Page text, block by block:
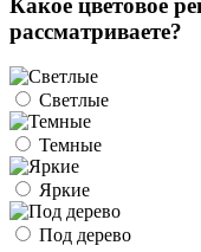
рассматриваете?
Светлые
Темные
Яркие
Под дерево